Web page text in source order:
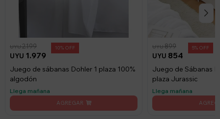
UYU 1.979
UYU2.199 10
Juego de sábanas Dohler 1 plaza 100%
algodón
Llega mañana
UYU 854
UYU899 5
Juego de Sábanas
plaza Jurassic
Llega mañana